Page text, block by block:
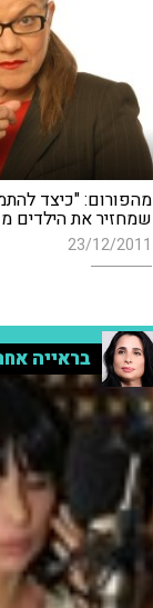
מהפורום: "כיצד
שמחזיר את הילדים
23/12/2011
בראייה